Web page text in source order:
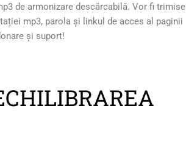
de armonizare descărcabilă. Vor fi trimise
mp3, parola și linkul de acces al paginii
și suport!